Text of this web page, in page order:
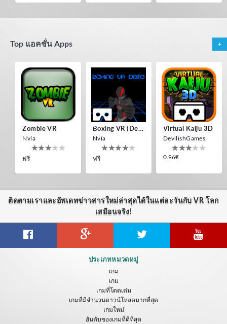
Eduard Ryabov
ฟรี
Nvía
ฟรี ฟรี
Zombie VR
Nvía
ฟรี
0.96€
Eduard Ryabov
+
Top แอคชั่น Apps
Zombie VR
Nvía
ฟรี
Boxing VR (Demo)
Nvía
ฟรี
Virtual Kaiju 3D
DevilishGames
0.96€
Eduard Ryabov
ติดตามเราและอัพเดทข่าวสารใหม่ล่าสุดได้ในแต่ละวันกับ VR โลก
เสมือนจริง!
ประเภทหมวดหมู่
เกม
เกม
เกมที่โดดเด่น
เกมที่มีจำนวนดาวน์โหลดมากที่สุด
เกมใหม่
อันดับของเกมที่ดีที่สุด